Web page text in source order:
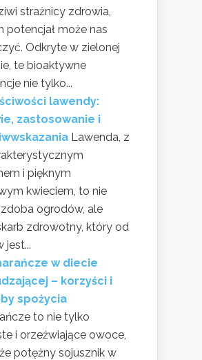
strażnicy zdrowia,
potencjał może nas
Odkryte w zielonej
te bioaktywne
nie tylko...
lawendy:
zastosowanie i
Lawenda, z
i pięknym
kwieciem, to nie
ogrodów, ale
zdrowotny, który od
jest...
w diecie
– korzyści i
spożycia
to nie tylko
i orzeźwiające owoce,
potężny sojusznik w